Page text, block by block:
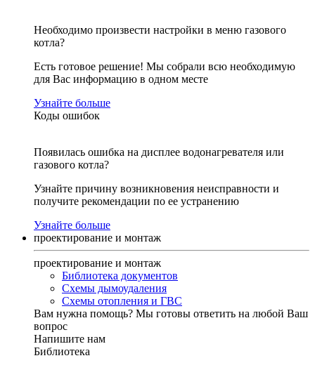
Необходимо произвести настройки в меню газового
котла?
Есть готовое решение! Мы собрали всю необходимую
для Вас информацию в одном месте
Узнайте больше
Коды ошибок
Появилась ошибка на дисплее водонагревателя или
газового котла?
Узнайте причину возникновения неисправности и
получите рекомендации по ее устранению
Узнайте больше
проектирование и монтаж
проектирование и монтаж
Библиотека документов
Схемы дымоудаления
Схемы отопления и ГВС
Вам нужна помощь? Мы готовы ответить на любой Ваш
вопрос
Напишите нам
Библиотека